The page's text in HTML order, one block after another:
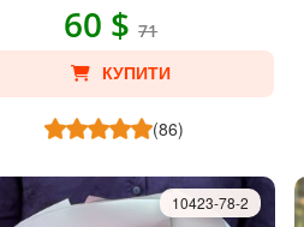
60 $71
КУПИТИ
(86)
10423-78-2